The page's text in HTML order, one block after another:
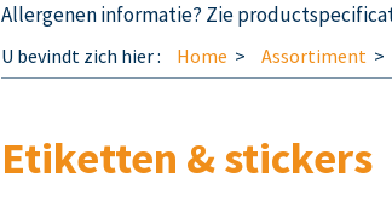
Allergenen informatie? Zie
U bevindt zich hier : Home Assortiment
Etiketten & stickers